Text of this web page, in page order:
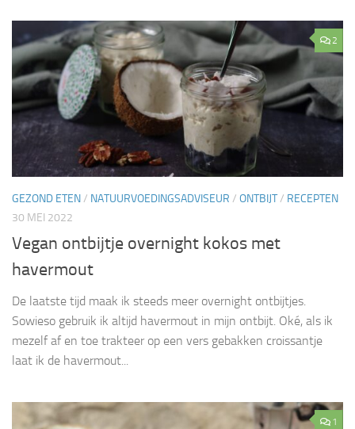
2
GEZOND ETEN/ NATUURVOEDINGSADVISEUR / ONTBIJT/ RECEPTEN
30 MEI 2022
Vegan ontbijtje overnight kokos met
havermout
De laatste tijd maak ik steeds meer overnight ontbijtjes.
Sowieso gebruik ik altijd havermout in mijn ontbijt. Oké, als ik
mezelf af en toe trakteer op een vers gebakken croissantje
laat ik de havermout...
1